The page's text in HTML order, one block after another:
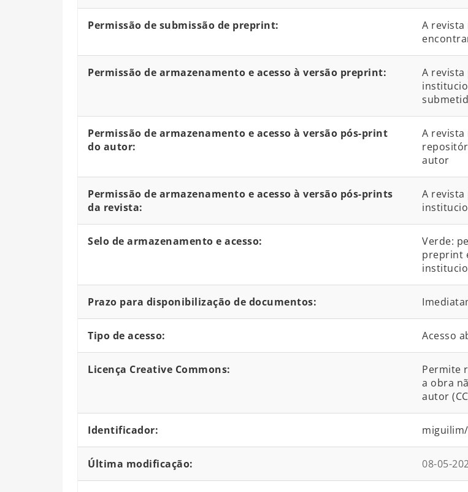
Permissão de submissão de preprint:
A
Permissão de armazenamento e acesso à versão preprint:
A
Permissão de armazenamento e acesso à versão pós-print
do autor:
A revista
autor
Permissão de armazenamento e acesso à versão pós-prints
da revista:
A
Selo de armazenamento e acesso:
Verde:
preprint
Prazo para disponibilização de documentos:
Tipo de acesso: Acesso
Licença Creative Commons:
Permite
a obra
autor
Identificador:
Última modificação: 08-05-